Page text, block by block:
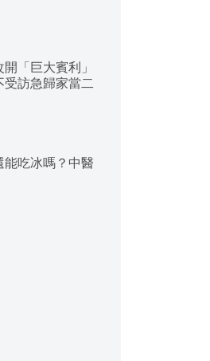
「巨大賓利」
訪急歸家當二
吃冰嗎？中醫